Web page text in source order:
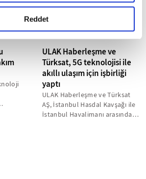
işleme faaliyetleri ile ilgili daha
için lütfentıklayınız.
Reddet
ULAK Haberleşme ve
Türksat, 5G teknolojisi ile
akıllı ulaşım için işbirliği
yaptı
ULAK Haberleşme ve Türksat
AŞ, İstanbul Hasdal Kavşağı ile
İstanbul Havalimanı arasında